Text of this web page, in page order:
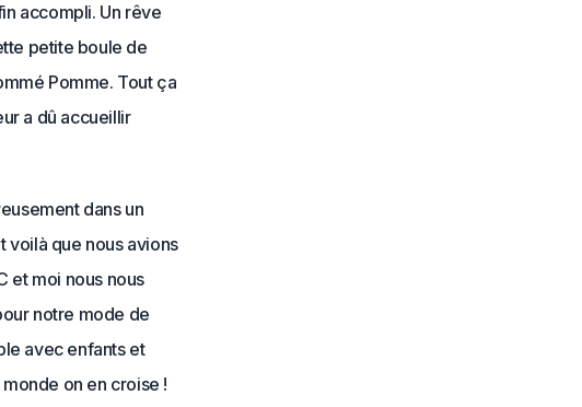
accompli. Un rêve
petite boule de
Pomme. Tout ça
a dû accueillir
dans un
voilà que nous avions
et moi nous nous
notre mode de
avec enfants et
on en croise !